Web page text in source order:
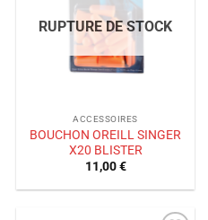
RUPTURE DE STOCK
ACCESSOIRES
BOUCHON OREILL SINGER
X20 BLISTER
11,00€